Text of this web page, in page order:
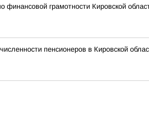
финансовой грамотности Кировской
пенсионеров в Кировской